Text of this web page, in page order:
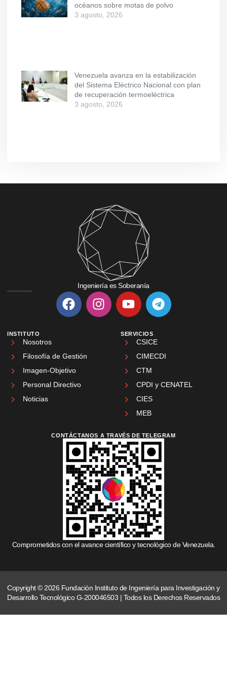
océanos sobre motas de polvo
3 agosto, 2026
Venezuela avanza en la estabilización
del Sistema Eléctrico Nacional con plan
de recuperación termoeléctrica
3 agosto, 2026
Ingeniería es Soberanía
INSTITUTO
Nosotros
Filosofía de Gestión
Imagen-Objetivo
Personal Directivo
Noticias
SERVICIOS
CSICE
CIMECDI
CTM
CPDI y CENATEL
CIES
MEB
CONTÁCTANOS A TRAVÉS DE TELEGRAM
Comprometidos con el avance científico y tecnológico de Venezuela.
Copyright © 2026 Fundación Instituto de Ingeniería para Investigación y
Desarrollo Tecnológico G-200046503 | Todos los Derechos Reservados